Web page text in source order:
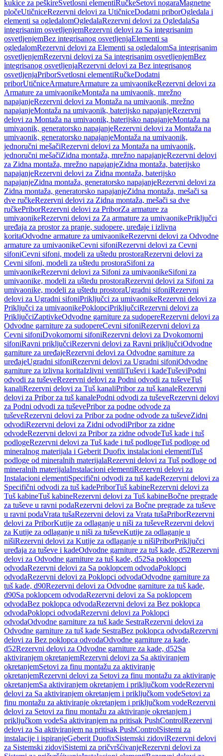
kukice za peškireSvetlosni elementiRučkeSetovi nogaraMagnetne
pločeUtičniceRezervni delovi za UtičniceDodatni priborOgledala i
elementi sa ogledalomOgledalaRezervni delovi za OgledalaSa
integrisanim osvetljenjemRezervni delovi za Sa integrisanim
osvetljenjemBez integrisanog osvetljenjaElementi sa
ogledalomRezervni delovi za Elementi sa ogledalomSa integrisanim
osvetljenjemRezervni delovi za Sa integrisanim osvetljenjemBez
integrisanog osvetljenjaRezervni delovi za Bez integrisanog
osvetljenjaPriborSvetlosni elementiRučkeDodatni
priborUtičniceArmatureArmature za umivaonikeRezervni delovi za
Armature za umivaonikeMontaža na umivaonik, mrežno
napajanjeRezervni delovi za Montaža na umivaonik, mrežno
napajanjeMontaža na umivaonik, baterijsko napajanjeRezervni
delovi za Montaža na umivaonik, baterijsko napajanjeMontaža na
umivaonik, generatorsko napajanjeRezervni delovi za Montaža na
umivaonik, generatorsko napajanjeMontaža na umivaonik,
jednoručni mešačiRezervni delovi za Montaža na umivaonik,
jednoručni mešačiZidna montaža, mrežno napajanjeRezervni delovi
za Zidna montaža, mrežno napajanjeZidna montaža, baterijsko
napajanjeRezervni delovi za Zidna montaža, baterijsko
napajanjeZidna montaža, generatorsko napajanjeRezervni delovi za
Zidna montaža, generatorsko napajanjeZidna montaža, mešači sa
dve ručkeRezervni delovi za Zidna montaža, mešači sa dve
ručkePriborRezervni delovi za PriborZa armature za
umivaonikeRezervni delovi za Za armature za umivaonikePriključci
uređaja za prostor za pranje, sudopere, uređaje i izlivna
koritaOdvodne armature za umivaonikeRezervni delovi za Odvodne
armature za umivaonikeCevni sifoniRezervni delovi za Cevni
sifoniCevni sifoni, modeli za uštedu prostoraRezervni delovi za
Cevni sifoni, modeli za uštedu prostoraSifoni za
umivaonikeRezervni delovi za Sifoni za umivaonikeSifoni za
umivaonike, modeli za uštedu prostoraRezervni delovi za Sifoni za
umivaonike, modeli za uštedu prostoraUgradni sifoniRezervni
delovi za Ugradni sifoniPriključci za umivaonikeRezervni delovi za
Priključci za umivaonikePoklopciPriključciRezervni delovi za
PriključciZaptivkeOdvodne garniture za sudopereRezervni delovi za
Odvodne garniture za sudopereCevni sifoniRezervni delovi za
Cevni sifoniDvokomorni sifoniRezervni delovi za Dvokomorni
sifoniRavni priključciRezervni delovi za Ravni priključciOdvodne
garniture za uređajeRezervni delovi za Odvodne garniture za
uređajeUgradni sifoniRezervni delovi za Ugradni sifoniOdvodne
garniture za izlivna koritaIzlivni ventiliTuševi i kadeTuševiPodni
odvodi za tuševeRezervni delovi za Podni odvodi za tuševeTuš
kanaliRezervni delovi za Tuš kanaliPribor za tuš kanaleRezervni
delovi za Pribor za tuš kanalePodni odvodi za tuševeRezervni delovi
za Podni odvodi za tuševePribor za podne odvode za
tuševeRezervni delovi za Pribor za podne odvode za tuševeZidni
odvodiRezervni delovi za Zidni odvodiPribor za zidne
odvodeRezervni delovi za Pribor za zidne odvodeTuš kade i tuš
podlogeRezervni delovi za Tuš kade i tuš podlogeTuš podloge od
mineralnog materijala i Geberit Duofix instalacioni elementiTuš
podloge od mineralnih materijalaRezervni delovi za Tuš podloge od
mineralnih materijalaInstalacioni elementiRezervni delovi za
Instalacioni elementiSpecifični odvodi za tuš kadeRezervni delovi za
Specifični odvodi za tuš kadePriborTuš kabineRezervni delovi za
Tuš kabineTuš kabineRezervni delovi za Tuš kabineBočne pregrade
za tuševe u ravni podaRezervni delovi za Bočne pregrade za tuševe
u ravni podaVrata tušaRezervni delovi za Vrata tušaPriborRezervni
delovi za PriborKutije za odlaganje u niši za tuševeRezervni delovi
za Kutije za odlaganje u niši za tuševeKutije za odlaganje u
nišiRezervni delovi za Kutije za odlaganje u nišiPriborPriključci
uređaja za tuševe i kadeOdvodne garniture za tuš kade, d52Rezervni
delovi za Odvodne garniture za tuš kade, d52Sa poklopcem
odvodaRezervni delovi za Sa poklopcem odvodaPoklopci
odvodaRezervni delovi za Poklopci odvodaOdvodne garniture za
tuš kade, d90Rezervni delovi za Odvodne garniture za tuš kade,
d90Sa poklopcem odvodaRezervni delovi za Sa poklopcem
odvodaBez poklopca odvodaRezervni delovi za Bez poklopca
odvodaPoklopci odvodaRezervni delovi za Poklopci
odvodaOdvodne garniture za tuš kade SestraRezervni delovi za
Odvodne garniture za tuš kade SestraBez poklopca odvodaRezervni
delovi za Bez poklopca odvodaOdvodne garniture za kade,
d52Rezervni delovi za Odvodne garniture za kade, d52Sa
aktiviranjem okretanjemRezervni delovi za Sa aktiviranjem
okretanjemSetovi za finu montažu za aktiviranje
okretanjemRezervni delovi za Setovi za finu montažu za aktiviranje
okretanjemSa aktiviranjem okretanjem i priključkom vodeRezervni
delovi za Sa aktiviranjem okretanjem i priključkom vodeSetovi za
finu montažu za aktiviranje okretanjem i priključkom vodeRezervni
delovi za Setovi za finu montažu za aktiviranje okretanjem i
priključkom vodeSa aktiviranjem na pritisak PushControlRezervni
delovi za Sa aktiviranjem na pritisak PushControlSistemi za
instalacije i ispiranjeGeberit DuofixSistemski zidoviRezervni delovi
za Sistemski zidoviSistemi za pričvršćivanjeRezervni delovi za